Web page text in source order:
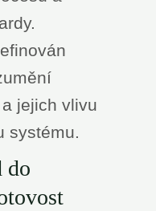
jejich vlivu
systému.
do